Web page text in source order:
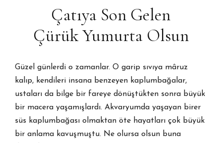
Çatıya Son Gelen
Çürük Yumurta Olsun
Güzel günlerdi o zamanlar. O garip sıvıya mâruz
kalıp, kendileri insana benzeyen kaplumbağalar,
ustaları da bilge bir fareye dönüştükten sonra büyük
bir macera yaşamışlardı. Akvaryumda yaşayan birer
süs kaplumbağası olmaktan öte hayatları çok büyük
bir anlama kavuşmuştu. Ne olursa olsun buna